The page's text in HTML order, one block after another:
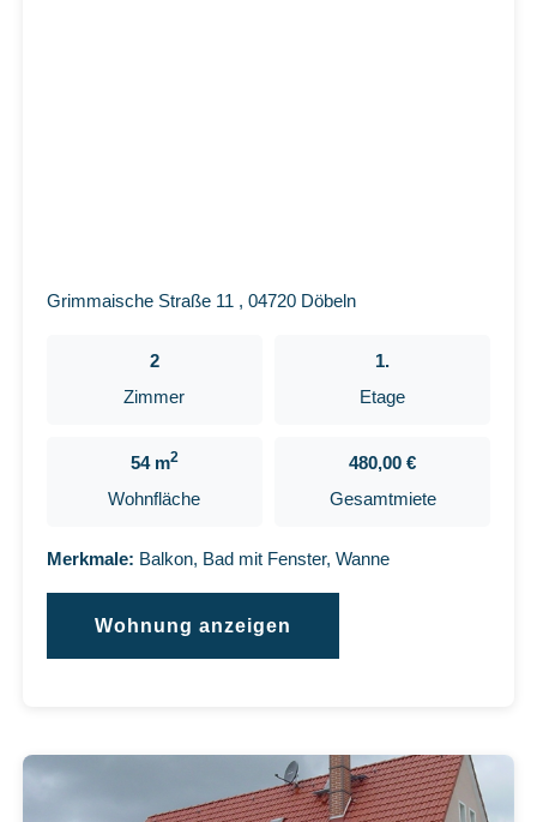
Grimmaische Straße 11 , 04720 Döbeln
2
Zimmer
1.
Etage
54 m2
Wohnfläche
480,00 €
Gesamtmiete
Merkmale: Balkon, Bad mit Fenster, Wanne
Wohnung anzeigen